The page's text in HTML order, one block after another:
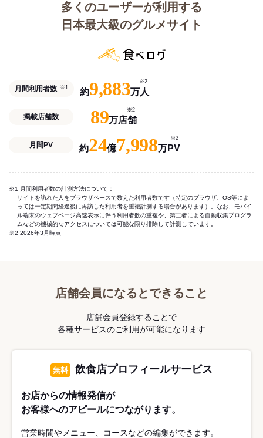
多くのユーザーが利用する
日本最大級のグルメサイト
月間利用者数 ※1 約9,883万人
※2
掲載店舗数 89万店舗
※2
月間PV 約24億7,998万PV
※2
※1 月間利用者数の計測方法について：
サイトを訪れた人をブラウザベースで数えた利用者数です（特定のブラウザ、OS等によ
っては一定期間経過後に再訪した利用者を重複計測する場合があります）。なお、モバイ
ル端末のウェブページ高速表示に伴う利用者数の重複や、第三者による自動収集プログラ
ムなどの機械的なアクセスについては可能な限り排除して計測しています。
※2 2026年3月時点
店舗会員になるとできること
店舗会員登録することで
各種サービスのご利用が可能になります
無料 飲食店プロフィールサービス
お店からの情報発信が
お客様へのアピールにつながります。
営業時間やメニュー、コースなどの編集ができます。